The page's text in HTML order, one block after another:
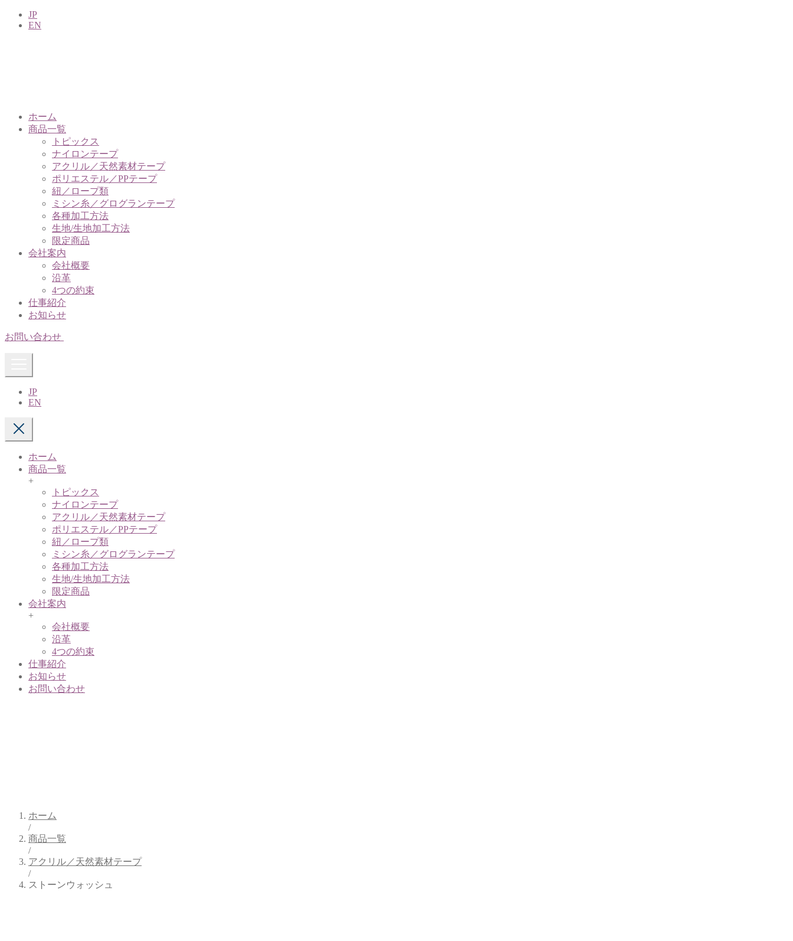
JP
EN
ホーム
商品一覧
トピックス
ナイロンテープ
アクリル／天然素材テープ
ポリエステル／PPテープ
紐／ロープ類
ミシン糸／グログランテープ
各種加工方法
生地/生地加工方法
限定商品
会社案内
会社概要
沿革
4つの約束
仕事紹介
お知らせ
お問い合わせ
JP
EN
ホーム
商品一覧
+
トピックス
ナイロンテープ
アクリル／天然素材テープ
ポリエステル／PPテープ
紐／ロープ類
ミシン糸／グログランテープ
各種加工方法
生地/生地加工方法
限定商品
会社案内
+
会社概要
沿革
4つの約束
仕事紹介
お知らせ
お問い合わせ
ホーム
/
商品一覧
/
アクリル／天然素材テープ
/
ストーンウォッシュ